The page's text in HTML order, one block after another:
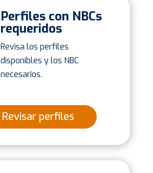
Perfiles con NBCs
requeridos
Revisa los perfiles
disponibles y los NBC
necesarios.
Revisar perfiles